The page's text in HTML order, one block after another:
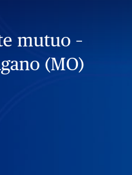
mutuo –
(MO)